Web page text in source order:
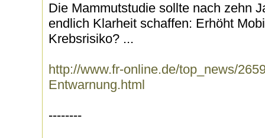
Die Mammutstudie sollte nach zehn
endlich Klarheit schaffen: Erhöht
Krebsrisiko? ...
http://www.fr-online.de/top_news/
Entwarnung.html
--------